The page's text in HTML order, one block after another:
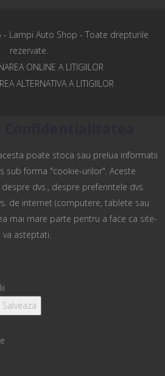
- Lampi Auto Shop - Toate drepturile
rezervate.
poate stoca sau prelua informatii
sub forma "cookie-urilor". Aceste
dvs., despre preferintele dvs.
de internet (computere, tablete sau
mai mare parte pentru a face ca site-
va asteptati.
Salveaza